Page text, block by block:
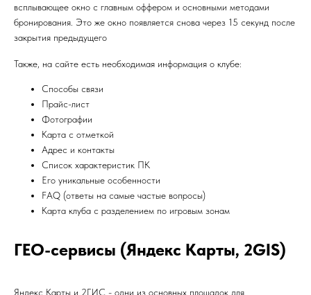
всплывающее окно с главным оффером и основными методами
бронирования. Это же окно появляется снова через 15 секунд после
закрытия предыдущего
Также, на сайте есть необходимая информация о клубе:
Способы связи
Прайс-лист
Фотографии
Карта с отметкой
Адрес и контакты
Список характеристик ПК
Его уникальные особенности
FAQ (ответы на самые частые вопросы)
Карта клуба с разделением по игровым зонам
ГЕО-сервисы (Яндекс Карты, 2GIS)
Яндекс Карты и 2ГИС - одни из основных площадок для